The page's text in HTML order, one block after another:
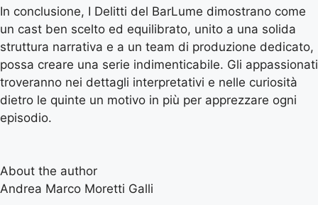
In conclusione, I Delitti del BarLume dimostrano come
un cast ben scelto ed equilibrato, unito a una solida
struttura narrativa e a un team di produzione dedicato,
possa creare una serie indimenticabile. Gli appassionati
troveranno nei dettagli interpretativi e nelle curiosità
dietro le quinte un motivo in più per apprezzare ogni
episodio.
About the author
Andrea Marco Moretti Galli